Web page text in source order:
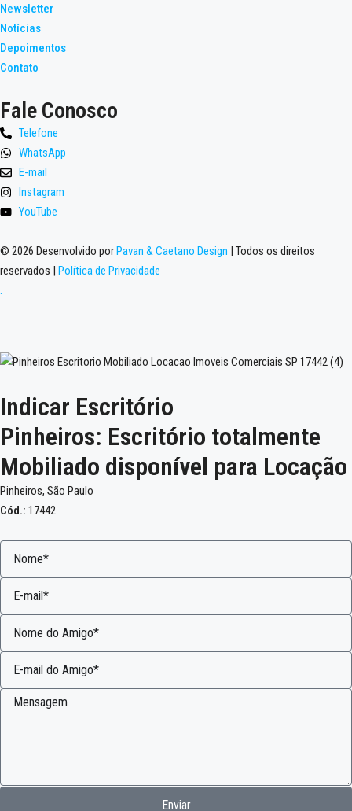
Newsletter
Notícias
Depoimentos
Contato
Fale Conosco
Telefone
WhatsApp
E-mail
Instagram
YouTube
© 2026 Desenvolvido porPavan & Caetano Design | Todos os direitos
reservados | Política de Privacidade
.
Indicar Escritório
Pinheiros: Escritório totalmente
Mobiliado disponível para Locação
Pinheiros, São Paulo
Cód.: 17442
Enviar